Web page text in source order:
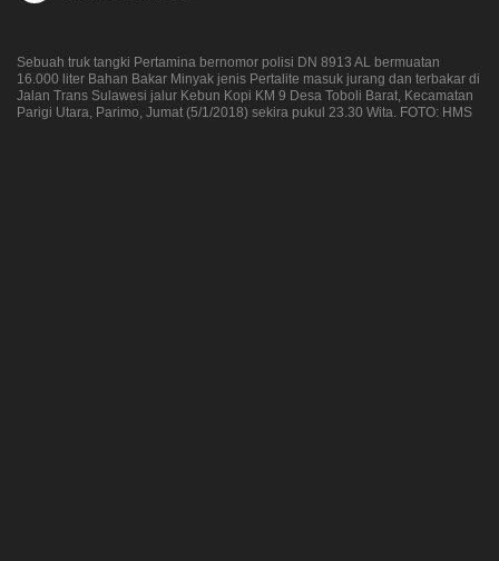
Sebuah truk tangki Pertamina bernomor polisi DN 8913 AL bermuatan
16.000 liter Bahan Bakar Minyak jenis Pertalite masuk jurang dan terbakar di
Jalan Trans Sulawesi jalur Kebun Kopi KM 9 Desa Toboli Barat, Kecamatan
Parigi Utara, Parimo, Jumat (5/1/2018) sekira pukul 23.30 Wita. FOTO: HMS